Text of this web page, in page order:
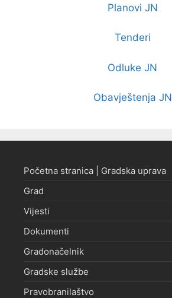
Planovi JN
Tenderi
Odluke JN
Obavještenja JN
Početna stranica | Gradska uprava
Grad
Vijesti
Dokumenti
Gradonačelnik
Gradske službe
Pravobranilaštvo